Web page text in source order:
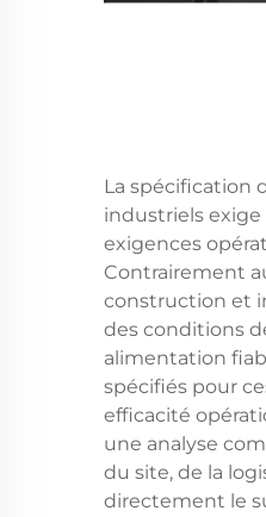
La spécification
industriels
exigences
Contrairement
construction et
des conditions
alimentation
spécifiés pour
efficacité
une analyse
du site, de la
directement le